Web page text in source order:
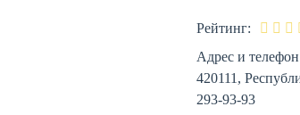
Рейтинг:
Адрес и
420111,
293-93-93